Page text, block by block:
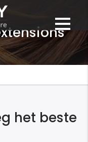
het beste